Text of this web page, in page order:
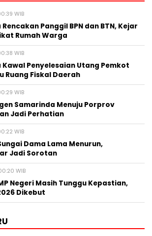
WIB
Panggil BPN dan BTN, Kejar
Rumah Warga
WIB
Kawal Penyelesaian Utang Pemkot
Ruang Fiskal Daerah
WIB
Samarinda Menuju Porprov
Jadi Perhatian
WIB
Dama Lama Menurun,
Jadi Sorotan
WIB
Negeri Masih Tunggu Kepastian,
Dikebut